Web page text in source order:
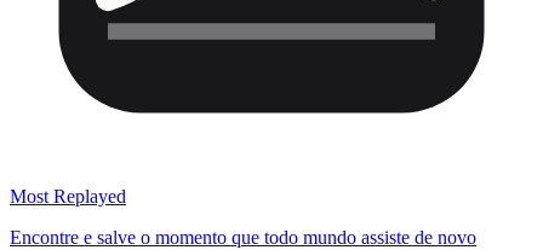
Most Replayed
Encontre e salve o momento que todo mundo assiste de novo